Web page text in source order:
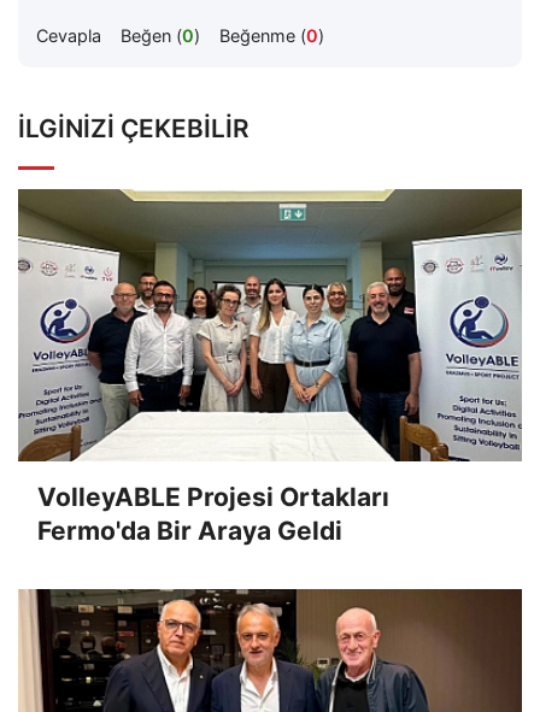
Cevapla Beğen (0) Beğenme (0)
İLGINIZI ÇEKEBILIR
VolleyABLE Projesi Ortakları
Fermo'da Bir Araya Geldi